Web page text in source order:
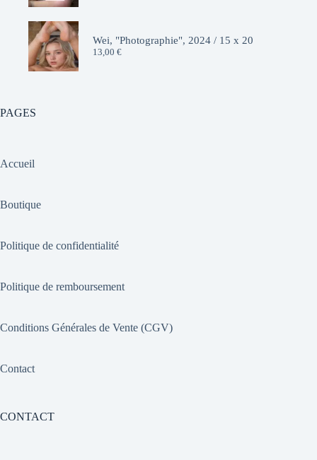
10,00 €.
7,00 €.
Wei, "Photographie", 2024 / 15 x 20
13,00 €
PAGES
Accueil
Boutique
Politique de confidentialité
Politique de remboursement
Conditions Générales de Vente (CGV)
Contact
CONTACT